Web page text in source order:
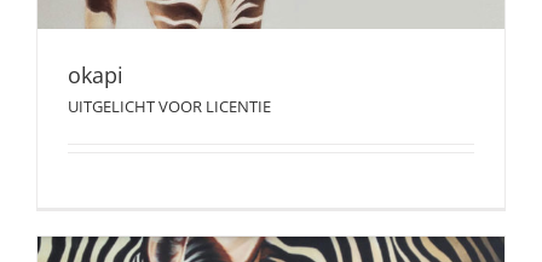
okapi
UITGELICHT VOOR LICENTIE